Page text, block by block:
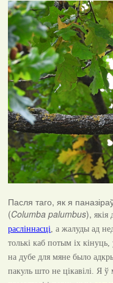
Пасля таго, як я
(Columba palumbus), якія
расліннасці, а жалуды ад
толькі каб потым іх
на дубе для мяне было
пакуль што не цікавілі. Я